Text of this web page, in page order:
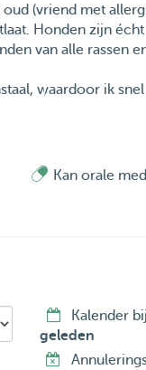
(vriend met
Honden zijn
van alle rassen
waardoor ik
Daarbij heb ik
bos of een
hond. De duur
Kan orale
Kalender
geleden